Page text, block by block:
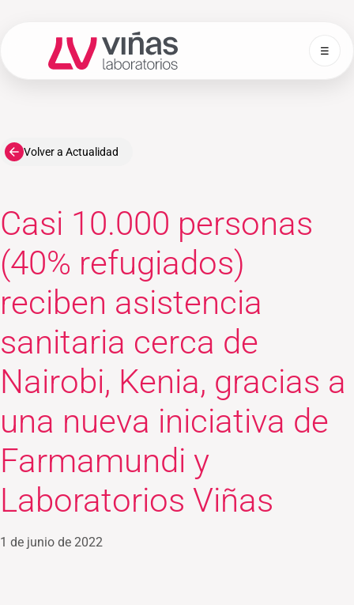
Laboratorios Viñas ☰
Volver a Actualidad
Casi 10.000 personas
(40% refugiados)
reciben asistencia
sanitaria cerca de
Nairobi, Kenia, gracias a
una nueva iniciativa de
Farmamundi y
Laboratorios Viñas
1 de junio de 2022